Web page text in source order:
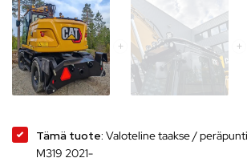
Tämä tuote: Valoteline taakse /
M319 2021-